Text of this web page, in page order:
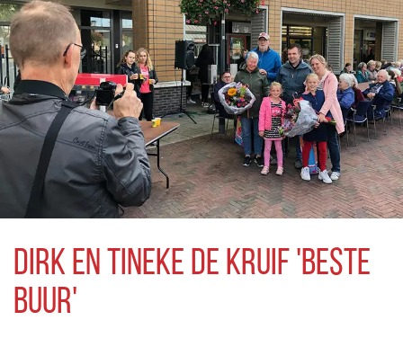
Dirk en Tineke de Kruif 'Beste
Buur'